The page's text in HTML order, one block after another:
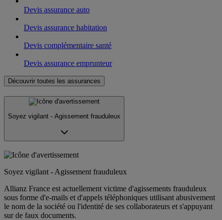
Devis assurance auto
Devis assurance habitation
Devis complémentaire santé
Devis assurance emprunteur
Découvrir toutes les assurances
Soyez vigilant - Agissement frauduleux
Soyez vigilant - Agissement frauduleux
Allianz France est actuellement victime d'agissements frauduleux
sous forme d'e-mails et d'appels téléphoniques utilisant abusivement
le nom de la société ou l'identité de ses collaborateurs et s'appuyant
sur de faux documents.